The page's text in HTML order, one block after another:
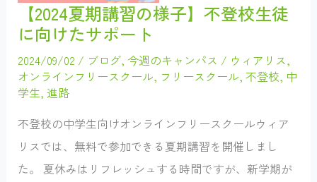
【2024夏期講習の様子】不登校生徒
に向けたサポート
2024/09/02 / ブログ, 今週のキャンパス / ウィアリス,
オンラインフリースクール, フリースクール, 不登校, 中
学生, 進路
不登校の中学生向けオンラインフリースクールウィア
リスでは、無料で参加できる夏期講習を開催しまし
た。 夏休みはリフレッシュする時間ですが、新学期が